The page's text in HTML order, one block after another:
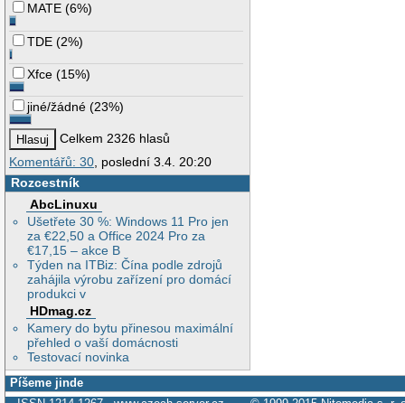
MATE (6%)
TDE (2%)
Xfce (15%)
jiné/žádné (23%)
Celkem 2326 hlasů
Komentářů: 30 , poslední 3.4. 20:20
Rozcestník
AbcLinuxu
Ušetřete 30 %: Windows 11 Pro jen
za €22,50 a Office 2024 Pro za
€17,15 – akce B
Týden na ITBiz: Čína podle zdrojů
zahájila výrobu zařízení pro domácí
produkci v
HDmag.cz
Kamery do bytu přinesou maximální
přehled o vaší domácnosti
Testovací novinka
Píšeme jinde